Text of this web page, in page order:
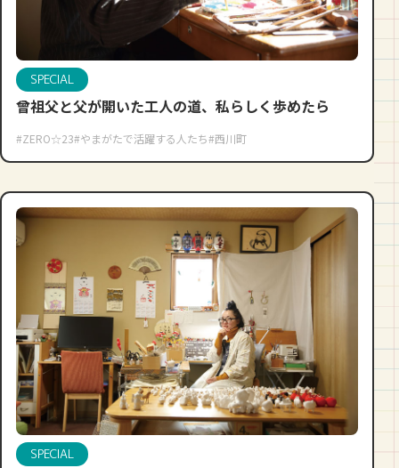
SPECIAL
曾祖父と父が開いた工人の道、私らしく歩めたら
#ZERO☆23#やまがたで活躍する人たち#西川町
SPECIAL